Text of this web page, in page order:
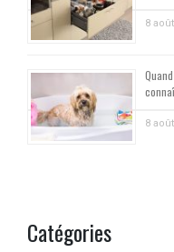
8
8
Catégories